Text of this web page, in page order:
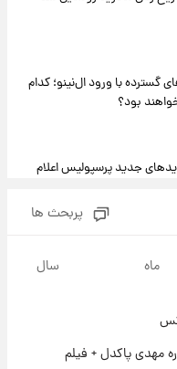
گسترده با ورود ال‌نینو؛ کدام
بود؟
جدید پرسپولیس اعلام
پربحث ها
ماه سال
مهدی پاکدل + فیلم